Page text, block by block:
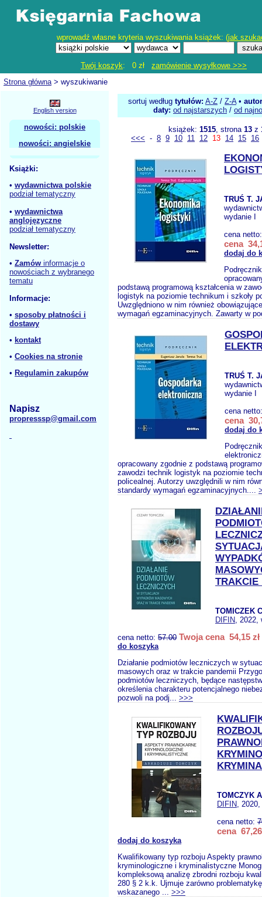
wprowadź własne kryteria wyszukiwania książek: (jak
Twój koszyk: 0 zł zamówienie wysyłkowe >>>
Strona główna> wyszukiwanie
English version
nowości: polskie
nowości: angielskie
Książki:
• wydawnictwa polskie
podział tematyczny
• wydawnictwa
anglojęzyczne
podział tematyczny
Newsletter:
• Zamów informacje o
nowościach z wybranego
tematu
Informacje:
• sposoby płatności i
dostawy
• kontakt
• Cookies na stronie
• Regulamin zakupów
Napisz
propresssp@gmail.com
sortuj według tytułów: A-Z / Z-A•
daty: od najstarszych / od
książek: 1515, strona 13 z
<<< - 8 9 10 11 12 13 14 15 16
TRUŚ T.
wydanie I
cena
cena
dodaj do
podstawą programową kształcenia w
logistyk na poziomie technikum i szkoły
Uwzględniono w nim również
wymagań egzaminacyjnych. Zawarty w
TRUŚ T.
wydanie I
cena
cena
dodaj do
opracowany zgodnie z podstawą
zawodzi technik logistyk na poziomie
policealnej. Autorzy uwzględnili w nim
standardy wymagań egzaminacyjnych....
TRAKCIE
TOMICZEK
DIFIN, 2022,
cena netto: 57.00 Twoja cena 54,15 zł
do koszyka
Działanie podmiotów leczniczych w
masowych oraz w trakcie pandemii
podmiotów leczniczych, będące
określenia charakteru potencjalnego
pozwoli na podj... >>>
TOMCZYK
DIFIN,
cena netto:
cena 67,26
dodaj do koszyka
Kwalifikowany typ rozboju Aspekty
kryminologiczne i kryminalistyczne
kompleksową analizę zbrodni rozboju
280 § 2 k.k. Ujmuje zarówno
wskazanego ... >>>